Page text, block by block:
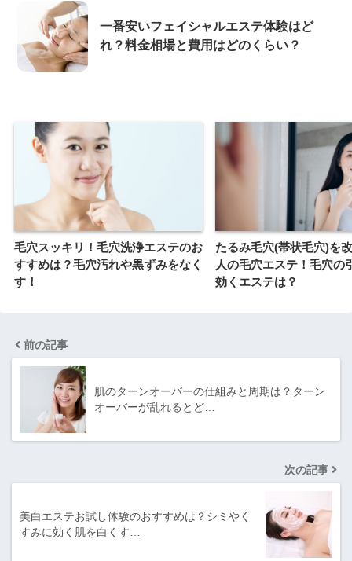
一番安いフェイシャルエステ体験はど
れ？料金相場と費用はどのくらい？
毛穴スッキリ！毛穴洗浄エステのお
すすめは？毛穴汚れや黒ずみをなく
す！
たるみ毛穴(帯状毛穴)を
人の毛穴エステ！毛穴の
効くエステは？
前の記事
肌のターンオーバーの仕組みと周期は？ターン
オーバーが乱れるとど…
次の記事
美白エステお試し体験のおすすめは？シミやく
すみに効く肌を白くす…